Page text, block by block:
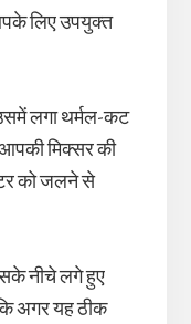
लिए उपयुक्त
लगा थर्मल-कट
मिक्सर की
को जलने से
नीचे लगे हुए
अगर यह ठीक